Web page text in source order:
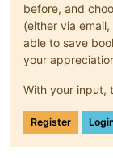
before, and
(either via
able to save
your
With your input,
Register